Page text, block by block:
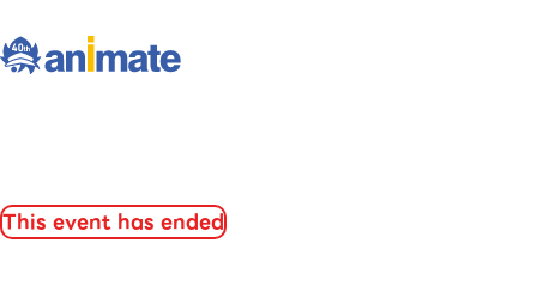
This event has ended